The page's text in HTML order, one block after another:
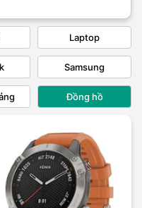
Laptop
Samsung
Đồng hồ